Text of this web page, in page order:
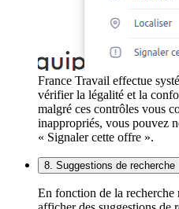
France Travail effectue
vérifier la légalité et la
malgré ces contrôles vous
inappropriés, vous pouvez
« Signaler cette offre ».
8. Suggestions de recherche
En fonction de la recherche